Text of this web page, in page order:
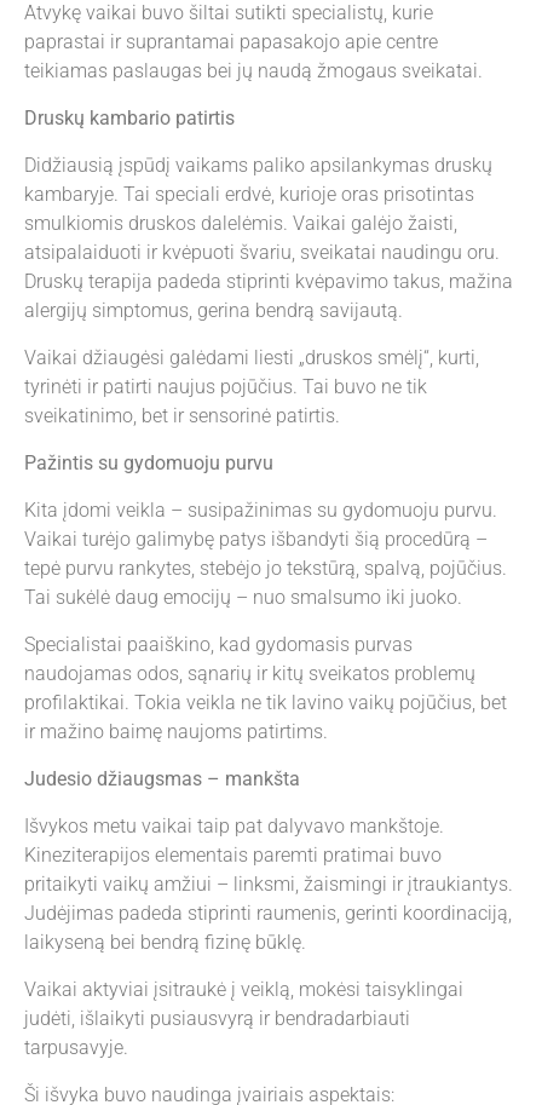
Atvykę vaikai buvo šiltai sutikti specialistų, kurie
paprastai ir suprantamai papasakojo apie centre
teikiamas paslaugas bei jų naudą žmogaus sveikatai.
Druskų kambario patirtis
Didžiausią įspūdį vaikams paliko apsilankymas druskų
kambaryje. Tai speciali erdvė, kurioje oras prisotintas
smulkiomis druskos dalelėmis. Vaikai galėjo žaisti,
atsipalaiduoti ir kvėpuoti švariu, sveikatai naudingu oru.
Druskų terapija padeda stiprinti kvėpavimo takus, mažina
alergijų simptomus, gerina bendrą savijautą.
Vaikai džiaugėsi galėdami liesti „druskos smėlį“, kurti,
tyrinėti ir patirti naujus pojūčius. Tai buvo ne tik
sveikatinimo, bet ir sensorinė patirtis.
Pažintis su gydomuoju purvu
Kita įdomi veikla – susipažinimas su gydomuoju purvu.
Vaikai turėjo galimybę patys išbandyti šią procedūrą –
tepė purvu rankytes, stebėjo jo tekstūrą, spalvą, pojūčius.
Tai sukėlė daug emocijų – nuo smalsumo iki juoko.
Specialistai paaiškino, kad gydomasis purvas
naudojamas odos, sąnarių ir kitų sveikatos problemų
profilaktikai. Tokia veikla ne tik lavino vaikų pojūčius, bet
ir mažino baimę naujoms patirtims.
Judesio džiaugsmas – mankšta
Išvykos metu vaikai taip pat dalyvavo mankštoje.
Kineziterapijos elementais paremti pratimai buvo
pritaikyti vaikų amžiui – linksmi, žaismingi ir įtraukiantys.
Judėjimas padeda stiprinti raumenis, gerinti koordinaciją,
laikyseną bei bendrą fizinę būklę.
Vaikai aktyviai įsitraukė į veiklą, mokėsi taisyklingai
judėti, išlaikyti pusiausvyrą ir bendradarbiauti
tarpusavyje.
Ši išvyka buvo naudinga įvairiais aspektais: